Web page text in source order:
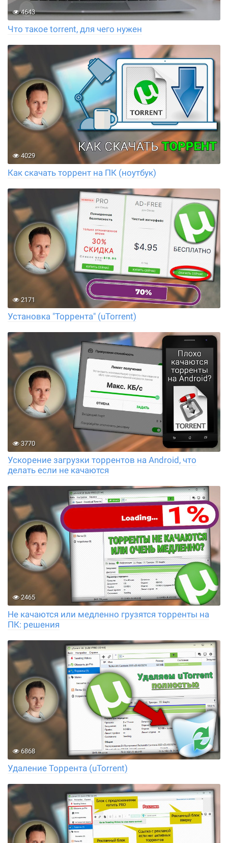
4643
Что такое torrent, для чего нужен
4029
Как скачать торрент на ПК (ноутбук)
2171
Установка "Торрента" (uTorrent)
3770
Ускорение загрузки торрентов на Android, что
делать если не качаются
2465
Не качаются или медленно грузятся торренты на
ПК: решения
6868
Удаление Торрента (uTorrent)